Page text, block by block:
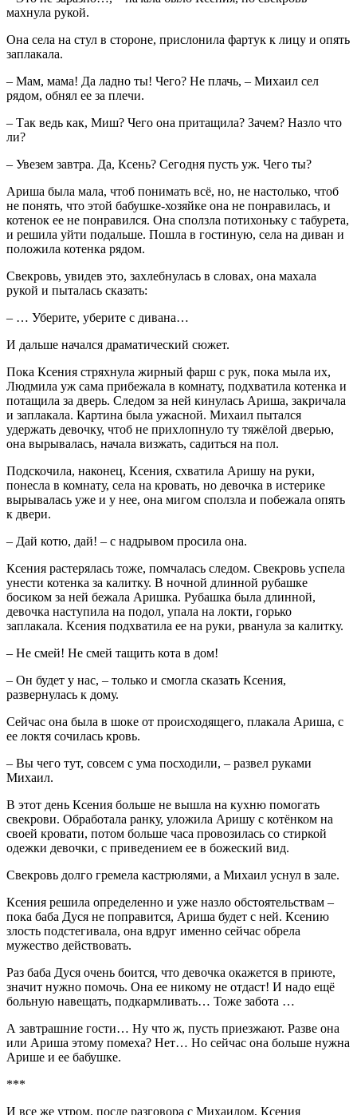
махнула рукой.
Она села на стул в стороне, прислонила фартук к лицу и опять
заплакала.
– Мам, мама! Да ладно ты! Чего? Не плачь, – Михаил сел
рядом, обнял ее за плечи.
– Так ведь как, Миш? Чего она притащила? Зачем? Назло что
ли?
– Увезем завтра. Да, Ксень? Сегодня пусть уж. Чего ты?
Ариша была мала, чтоб понимать всё, но, не настолько, чтоб
не понять, что этой бабушке-хозяйке она не понравилась, и
котенок ее не понравился. Она сползла потихоньку с табурета,
и решила уйти подальше. Пошла в гостиную, села на диван и
положила котенка рядом.
Свекровь, увидев это, захлебнулась в словах, она махала
рукой и пыталась сказать:
– … Уберите, уберите с дивана…
И дальше начался драматический сюжет.
Пока Ксения стряхнула жирный фарш с рук, пока мыла их,
Людмила уж сама прибежала в комнату, подхватила котенка и
потащила за дверь. Следом за ней кинулась Ариша, закричала
и заплакала. Картина была ужасной. Михаил пытался
удержать девочку, чтоб не прихлопнуло ту тяжёлой дверью,
она вырывалась, начала визжать, садиться на пол.
Подскочила, наконец, Ксения, схватила Аришу на руки,
понесла в комнату, села на кровать, но девочка в истерике
вырывалась уже и у нее, она мигом сползла и побежала опять
к двери.
– Дай котю, дай! – с надрывом просила она.
Ксения растерялась тоже, помчалась следом. Свекровь успела
унести котенка за калитку. В ночной длинной рубашке
босиком за ней бежала Аришка. Рубашка была длинной,
девочка наступила на подол, упала на локти, горько
заплакала. Ксения подхватила ее на руки, рванула за калитку.
– Не смей! Не смей тащить кота в дом!
– Он будет у нас, – только и смогла сказать Ксения,
развернулась к дому.
Сейчас она была в шоке от происходящего, плакала Ариша, с
ее локтя сочилась кровь.
– Вы чего тут, совсем с ума посходили, – развел руками
Михаил.
В этот день Ксения больше не вышла на кухню помогать
свекрови. Обработала ранку, уложила Аришу с котёнком на
своей кровати, потом больше часа провозилась со стиркой
одежки девочки, с приведением ее в божеский вид.
Свекровь долго гремела кастрюлями, а Михаил уснул в зале.
Ксения решила определенно и уже назло обстоятельствам –
пока баба Дуся не поправится, Ариша будет с ней. Ксению
злость подстегивала, она вдруг именно сейчас обрела
мужество действовать.
Раз баба Дуся очень боится, что девочка окажется в приюте,
значит нужно помочь. Она ее никому не отдаст! И надо ещё
больную навещать, подкармливать… Тоже забота …
А завтрашние гости… Ну что ж, пусть приезжают. Разве она
или Ариша этому помеха? Нет… Но сейчас она больше нужна
Арише и ее бабушке.
***
И все же утром, после разговора с Михаилом, Ксения